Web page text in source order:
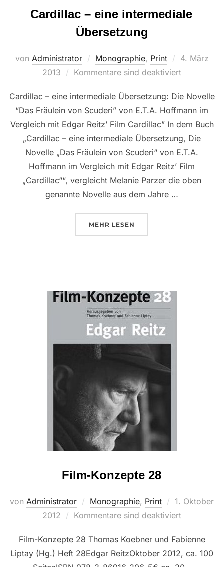
Cardillac – eine intermediale
Übersetzung
von Administrator Monographie, Print
am
4. März
2013
Kommentare sind deaktiviert
Cardillac – eine intermediale Übersetzung: Die Novelle
“Das Fräulein von Scuderi” von E.T.A. Hoffmann im
Vergleich mit Edgar Reitz’ Film Cardillac” In dem Buch
„Cardillac – eine intermediale Übersetzung, Die
Novelle „Das Fräulein von Scuderi“ von E.T.A.
Hoffmann im Vergleich mit Edgar Reitz’ Film
„Cardillac““, vergleicht Melanie Parzer die oben
genannte Novelle aus dem Jahre …
MEHR ÜBER “CARDILLAC – EINE
LESEN
Film-Konzepte 28
von Administrator Monographie, Print
Veröffentlicht
am
1. Oktober
2012
Kommentare sind deaktiviert
Film-Konzepte 28 Thomas Koebner und Fabienne
Liptay (Hg.) Heft 28Edgar ReitzOktober 2012, ca. 100